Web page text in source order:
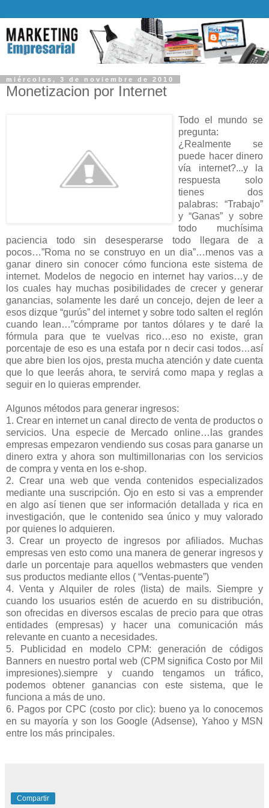
miércoles, 3 de noviembre de 2010
Monetizacion por Internet
Todo el mundo se
pregunta:
¿Realmente se
puede hacer dinero
vía internet?...y la
respuesta solo
tienes dos
palabras: “Trabajo”
y “Ganas” y sobre
todo muchísima
paciencia todo sin desesperarse todo llegara de a
pocos…”Roma no se construyo en un dia”…menos vas a
ganar dinero sin conocer cómo funciona este sistema de
internet. Modelos de negocio en internet hay varios…y de
los cuales hay muchas posibilidades de crecer y generar
ganancias, solamente les daré un concejo, dejen de leer a
esos dizque “gurús” del internet y sobre todo salten el reglón
cuando lean…”cómprame por tantos dólares y te daré la
fórmula para que te vuelvas rico…eso no existe, gran
porcentaje de eso es una estafa por n decir casi todos…así
que abre bien los ojos, presta mucha atención y date cuenta
que lo que leerás ahora, te servirá como mapa y reglas a
seguir en lo quieras emprender.
Algunos métodos para generar ingresos:
1. Crear en internet un canal directo de venta de productos o
servicios. Una especie de Mercado online…las grandes
empresas empezaron vendiendo sus cosas para ganarse un
dinero extra y ahora son multimillonarias con los servicios
de compra y venta en los e-shop.
2. Crear una web que venda contenidos especializados
mediante una suscripción. Ojo en esto si vas a emprender
en algo así tienen que ser información detallada y rica en
investigación, que le contenido sea único y muy valorado
por quienes lo adquieren.
3. Crear un proyecto de ingresos por afiliados. Muchas
empresas ven esto como una manera de generar ingresos y
darle un porcentaje para aquellos webmasters que venden
sus productos mediante ellos ( “Ventas-puente”)
4. Venta y Alquiler de roles (lista) de mails. Siempre y
cuando los usuarios estén de acuerdo en su distribución,
son ofrecidas en diversos escalas de precio para que otras
entidades (empresas) y hacer una comunicación más
relevante en cuanto a necesidades.
5. Publicidad en modelo CPM: generación de códigos
Banners en nuestro portal web (CPM significa Costo por Mil
impresiones).siempre y cuando tengamos un tráfico,
podemos obtener ganancias con este sistema, que le
funciona a más de uno.
6. Pagos por CPC (costo por clic): bueno ya lo conocemos
en su mayoría y son los Google (Adsense), Yahoo y MSN
entre los más principales.
Compartir